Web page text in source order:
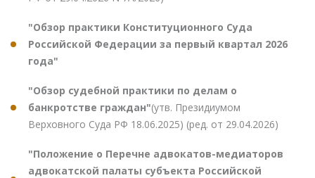
"Обзор практики Конституционного Суда
Российской Федерации за первый квартал 2026
года"
"Обзор судебной практики по делам о
банкротстве граждан"(утв. Президиумом
Верховного Суда РФ 18.06.2025) (ред. от 29.04.2026)
"Положение о Перечне адвокатов-медиаторов
адвокатской палаты субъекта Российской